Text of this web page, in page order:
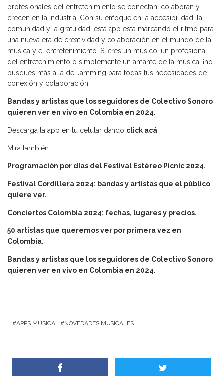
profesionales del entretenimiento se conectan, colaboran y
crecen en la industria. Con su enfoque en la accesibilidad, la
comunidad y la gratuidad, esta app está marcando el ritmo para
una nueva era de creatividad y colaboración en el mundo de la
música y el entretenimiento. Si eres un músico, un profesional
del entretenimiento o simplemente un amante de la música, ¡no
busques más allá de Jamming para todas tus necesidades de
conexión y colaboración!
Bandas y artistas que los seguidores de Colectivo Sonoro
quieren ver en vivo en Colombia en 2024.
Descarga la app en tu celular dando click acá
Mira también:
Programación por días del Festival Estéreo Picnic 2024.
Festival Cordillera 2024: bandas y artistas que el público
quiere ver.
Conciertos Colombia 2024: fechas, lugares y precios.
50 artistas que queremos ver por primera vez en
Colombia.
Bandas y artistas que los seguidores de Colectivo Sonoro
quieren ver en vivo en Colombia en 2024.
APPS MÚSICA NOVEDADES MUSICALES